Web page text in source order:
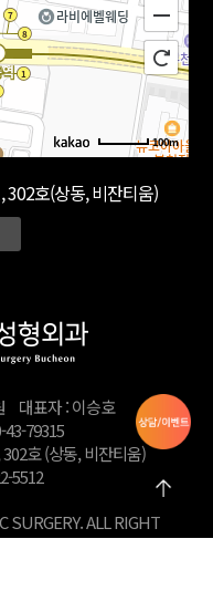
100m
302호(상동, 비잔티움)
대표자 : 이승호
79315
호 (상동, 비잔티움)
5512
SURGERY. ALL RIGHT